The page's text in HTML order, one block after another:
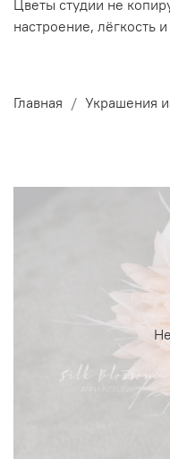
Цветы студии не
настроение, лёгкость
Главная Украшения